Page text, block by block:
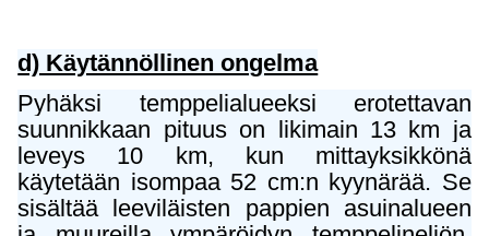
d) Käytännöllinen ongelma
Pyhäksi temppelialueeksi erotettavan
suunnikkaan pituus on likimain 13 km ja
leveys 10 km, kun mittayksikkönä
käytetään isompaa 52 cm:n kyynärää. Se
sisältää leeviläisten pappien asuinalueen